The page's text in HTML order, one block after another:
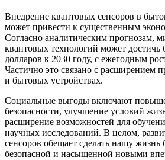
Внедрение квантовых сенсоров в
может привести к существенным
Согласно аналитическим прогнозам,
квантовых технологий может достичь
долларов к 2030 году, с ежегодным
Частично это связано с расширением
и бытовых устройствах.
Социальные выгоды включают
безопасности, улучшение условий
расширение возможностей для
научных исследований. В целом,
сенсоров обещает сделать нашу жизнь
безопасной и насыщенной новыми